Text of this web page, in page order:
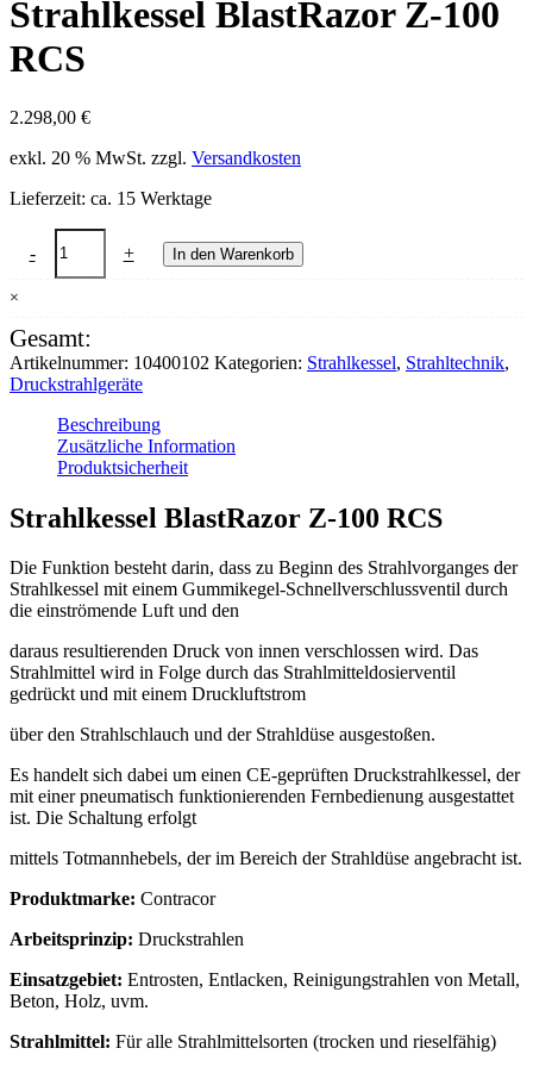
Strahlkessel BlastRazor Z-100
RCS
2.298,00 €
exkl. 20 % MwSt. zzgl. Versandkosten
Lieferzeit: ca. 15 Werktage
-
Strahlkessel
BlastRazor
100
Menge
+ In den Warenkorb
×
Gesamt:
Artikelnummer: 10400102 Kategorien: Strahlkessel, Strahltechnik,
Druckstrahlgeräte
Beschreibung
Zusätzliche Information
Produktsicherheit
Strahlkessel BlastRazor Z-100 RCS
Die Funktion besteht darin, dass zu Beginn des Strahlvorganges der
Strahlkessel mit einem Gummikegel-Schnellverschlussventil durch
die einströmende Luft und den
daraus resultierenden Druck von innen verschlossen wird. Das
Strahlmittel wird in Folge durch das Strahlmitteldosierventil
gedrückt und mit einem Druckluftstrom
über den Strahlschlauch und der Strahldüse ausgestoßen.
Es handelt sich dabei um einen CE-geprüften Druckstrahlkessel, der
mit einer pneumatisch funktionierenden Fernbedienung ausgestattet
ist. Die Schaltung erfolgt
mittels Totmannhebels, der im Bereich der Strahldüse angebracht ist.
Produktmarke: Contracor
Arbeitsprinzip: Druckstrahlen
Einsatzgebiet: Entrosten, Entlacken, Reinigungstrahlen von Metall,
Beton, Holz, uvm.
Strahlmittel: Für alle Strahlmittelsorten (trocken und rieselfähig)